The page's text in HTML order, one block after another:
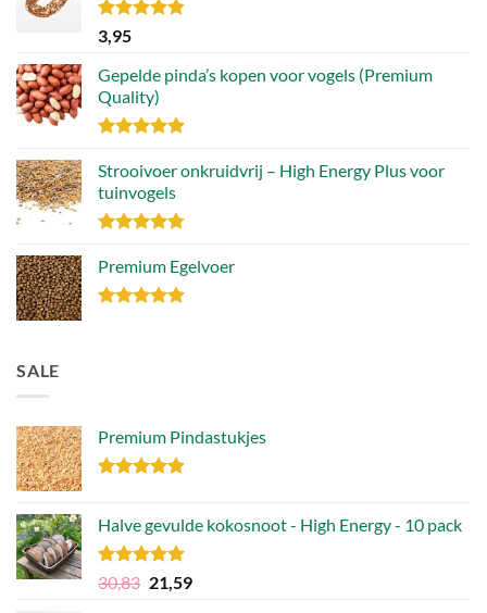
Gewaardeerd
4.79
3,95
Gepelde pinda’s kopen voor vogels (Premium
Quality)
4.89uit 5
Strooivoer onkruidvrij – High Energy Plus voor
tuinvogels
4.77uit 5
Premium Egelvoer
SALE
Premium Pindastukjes
Halve gevulde kokosnoot - High Energy - 10 pack
Gewaardeerd
4.92
uit 5
30,83 Oorspronkelijke
21,59Huidige